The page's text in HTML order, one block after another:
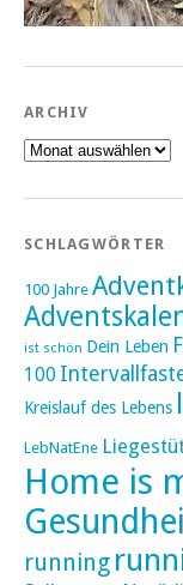
ARCHIV
Archiv
SCHLAGWÖRTER
100 Jahre
ist schön Dein Leben
100
Kreislauf des Lebens
LebNatEne
Home is
running